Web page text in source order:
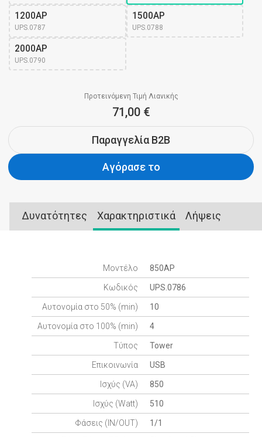
1200AP
UPS.0787
1500AP
UPS.0788
2000AP
UPS.0790
Προτεινόμενη Τιμή Λιανικής
71,00 €
Παραγγελία B2B
Αγόρασε το
Δυνατότητες Χαρακτηριστικά Λήψεις
Μοντέλο 850AP
Κωδικός UPS.0786
Αυτονομία στο 50% (min) 10
Αυτονομία στο 100% (min) 4
Τύπος Tower
Επικοινωνία USB
Ισχύς (VA) 850
Ισχύς (Watt) 510
Φάσεις (IN/OUT) 1/1